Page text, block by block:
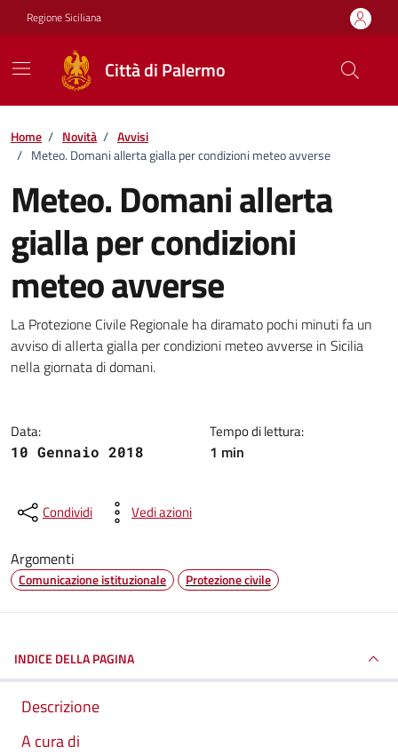
Vai ai contenuti
Vai al footer
Regione Siciliana
Città di Palermo
Home / Novità / Avvisi
/ Meteo. Domani allerta gialla per condizioni meteo avverse
Meteo. Domani allerta
gialla per condizioni
meteo avverse
Dettagli della notizia
La Protezione Civile Regionale ha diramato pochi minuti fa un
avviso di allerta gialla per condizioni meteo avverse in Sicilia
nella giornata di domani.
Data:
10 Gennaio 2018
Tempo di lettura:
1 min
Condividi Vedi azioni
Argomenti
Comunicazione istituzionale Protezione civile
INDICE DELLA PAGINA
Descrizione
A cura di